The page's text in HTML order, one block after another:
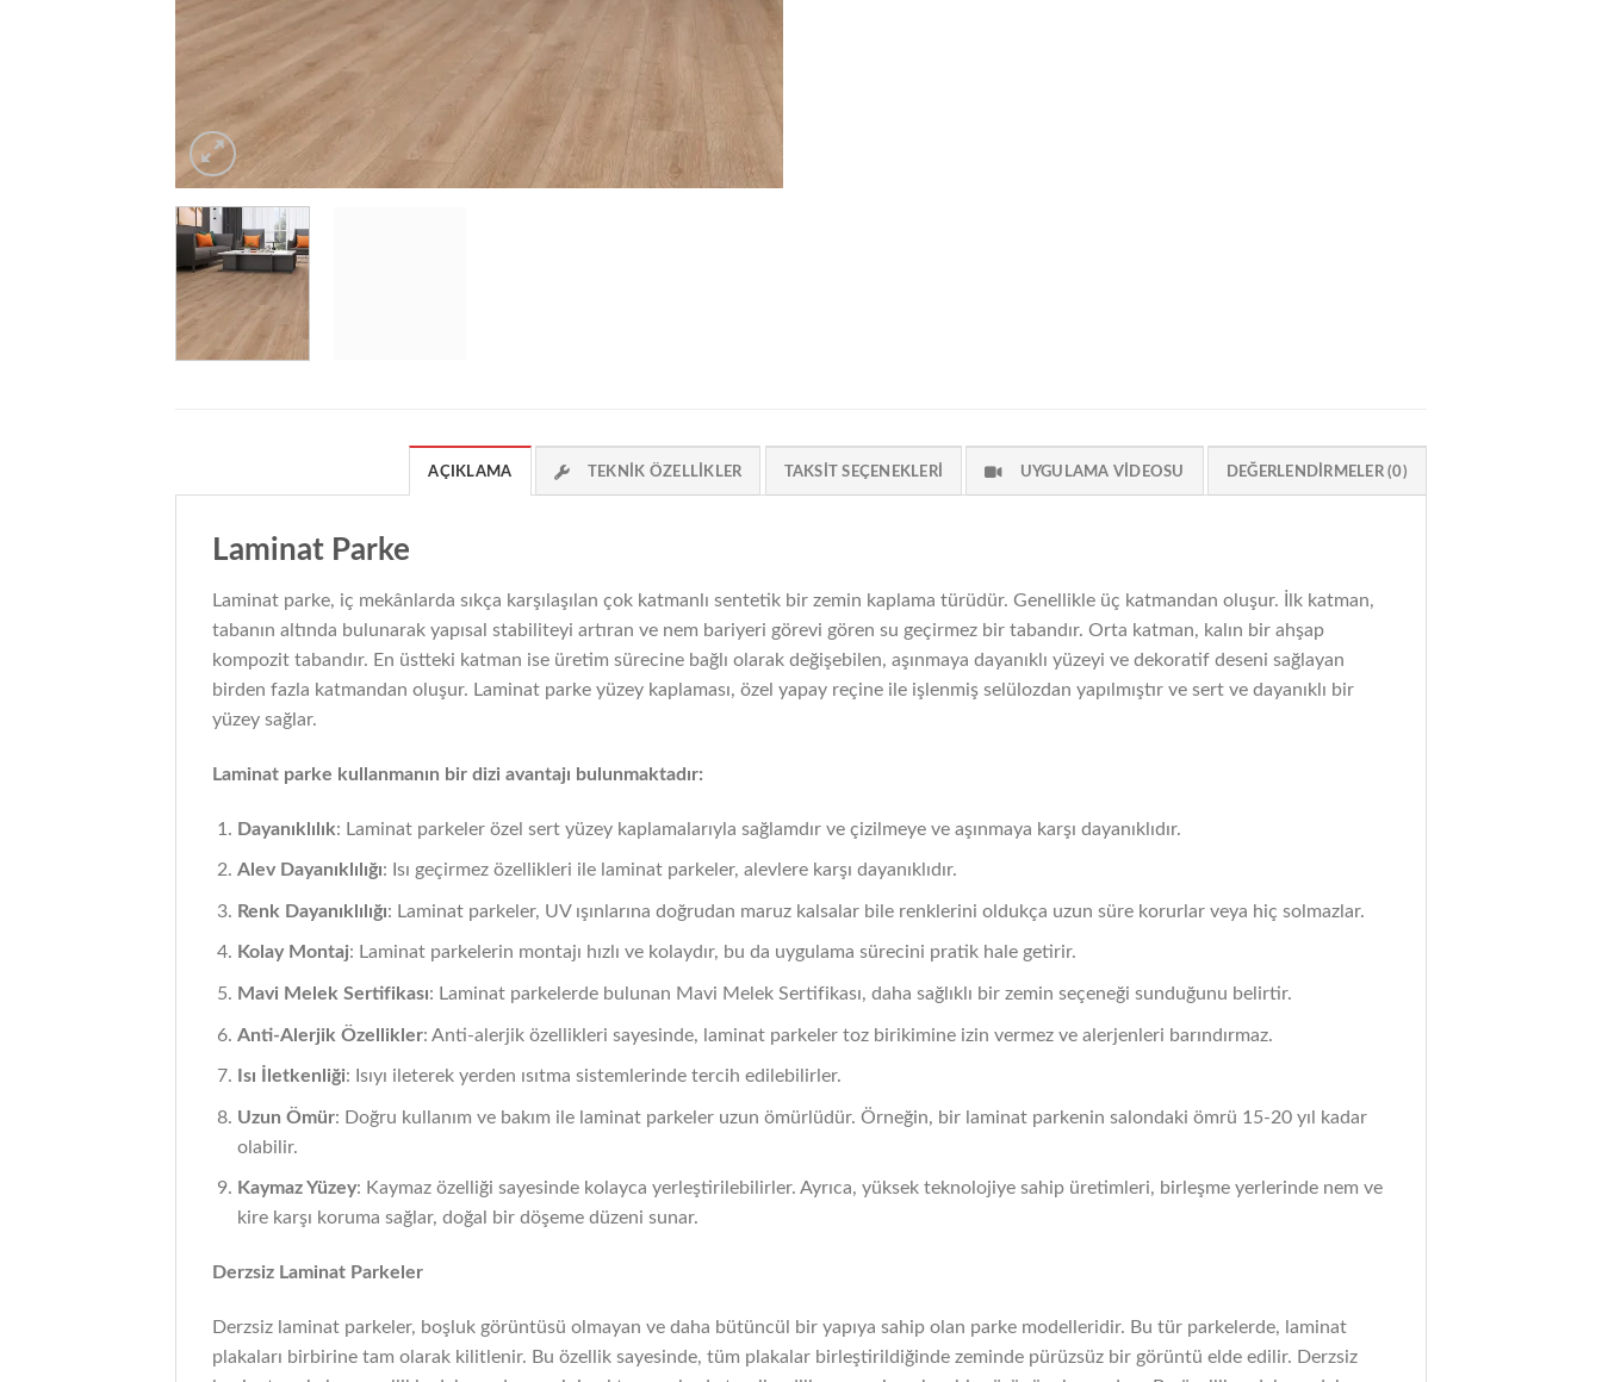
AÇIKLAMA TEKNIK ÖZELLIKLER TAKSIT SEÇENEKLERI UYGULAMA VIDEOSU DEĞERLENDIRMELER (0)
Laminat Parke
Laminat parke, iç mekânlarda sıkça karşılaşılan çok katmanlı sentetik bir zemin kaplama türüdür. Genellikle üç katmandan oluşur. İlk katman,
tabanın altında bulunarak yapısal stabiliteyi artıran ve nem bariyeri görevi gören su geçirmez bir tabandır. Orta katman, kalın bir ahşap
kompozit tabandır. En üstteki katman ise üretim sürecine bağlı olarak değişebilen, aşınmaya dayanıklı yüzeyi ve dekoratif deseni sağlayan
birden fazla katmandan oluşur. Laminat parke yüzey kaplaması, özel yapay reçine ile işlenmiş selülozdan yapılmıştır ve sert ve dayanıklı bir
yüzey sağlar.
Laminat parke kullanmanın bir dizi avantajı bulunmaktadır:
Dayanıklılık: Laminat parkeler özel sert yüzey kaplamalarıyla sağlamdır ve çizilmeye ve aşınmaya karşı dayanıklıdır.
Alev Dayanıklılığı: Isı geçirmez özellikleri ile laminat parkeler, alevlere karşı dayanıklıdır.
Renk Dayanıklılığı: Laminat parkeler, UV ışınlarına doğrudan maruz kalsalar bile renklerini oldukça uzun süre korurlar veya hiç solmazlar.
Kolay Montaj: Laminat parkelerin montajı hızlı ve kolaydır, bu da uygulama sürecini pratik hale getirir.
Mavi Melek Sertifikası: Laminat parkelerde bulunan Mavi Melek Sertifikası, daha sağlıklı bir zemin seçeneği sunduğunu belirtir.
Anti-Alerjik Özellikler: Anti-alerjik özellikleri sayesinde, laminat parkeler toz birikimine izin vermez ve alerjenleri barındırmaz.
Isı İletkenliği: Isıyı ileterek yerden ısıtma sistemlerinde tercih edilebilirler.
Uzun Ömür: Doğru kullanım ve bakım ile laminat parkeler uzun ömürlüdür. Örneğin, bir laminat parkenin salondaki ömrü 15-20 yıl kadar
olabilir.
Kaymaz Yüzey: Kaymaz özelliği sayesinde kolayca yerleştirilebilirler. Ayrıca, yüksek teknolojiye sahip üretimleri, birleşme yerlerinde nem ve
kire karşı koruma sağlar, doğal bir döşeme düzeni sunar.
Derzsiz Laminat Parkeler
Derzsiz laminat parkeler, boşluk görüntüsü olmayan ve daha bütüncül bir yapıya sahip olan parke modelleridir. Bu tür parkelerde, laminat
plakaları birbirine tam olarak kilitlenir. Bu özellik sayesinde, tüm plakalar birleştirildiğinde zeminde pürüzsüz bir görüntü elde edilir. Derzsiz